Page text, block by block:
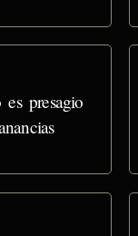
presagio